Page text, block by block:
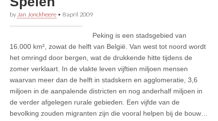
by Jan Jonckheere • 8 april 2009
Peking is een stadsgebied van
16.000 km², zowat de helft van België. Van west tot noord wordt
het omringd door bergen, wat de drukkende hitte tijdens de
zomer verklaart. In de vlakte leven vijftien miljoen mensen
waarvan meer dan de helft in stadskern en agglomeratie, 3,6
miljoen in de aanpalende districten en nog anderhalf miljoen in
de verder afgelegen rurale gebieden. Een vijfde van de
bevolking zouden migranten zijn die vooral helpen bij de bouw…